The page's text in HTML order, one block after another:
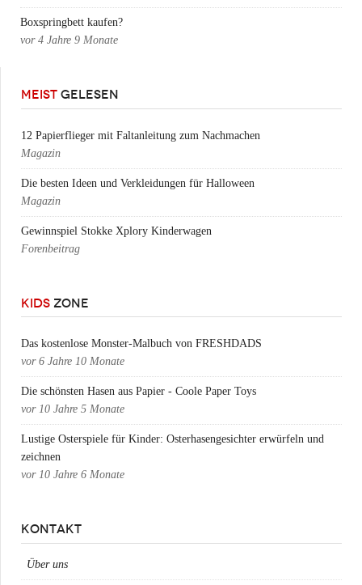
Boxspringbett kaufen?
vor 4 Jahre 9 Monate
MEIST GELESEN
12 Papierflieger mit Faltanleitung zum Nachmachen
Magazin
Die besten Ideen und Verkleidungen für Halloween
Magazin
Gewinnspiel Stokke Xplory Kinderwagen
Forenbeitrag
KIDS ZONE
Das kostenlose Monster-Malbuch von FRESHDADS
vor 6 Jahre 10 Monate
Die schönsten Hasen aus Papier - Coole Paper Toys
vor 10 Jahre 5 Monate
Lustige Osterspiele für Kinder: Osterhasengesichter erwürfeln und
zeichnen
vor 10 Jahre 6 Monate
KONTAKT
Über uns